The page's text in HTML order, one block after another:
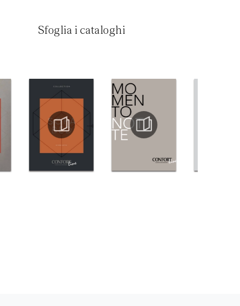
Sfoglia i cataloghi